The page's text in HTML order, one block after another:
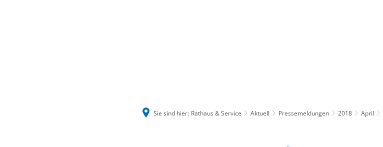
Sie sind hier: Rathaus & Service Aktuell Pressemeldungen 2018 April